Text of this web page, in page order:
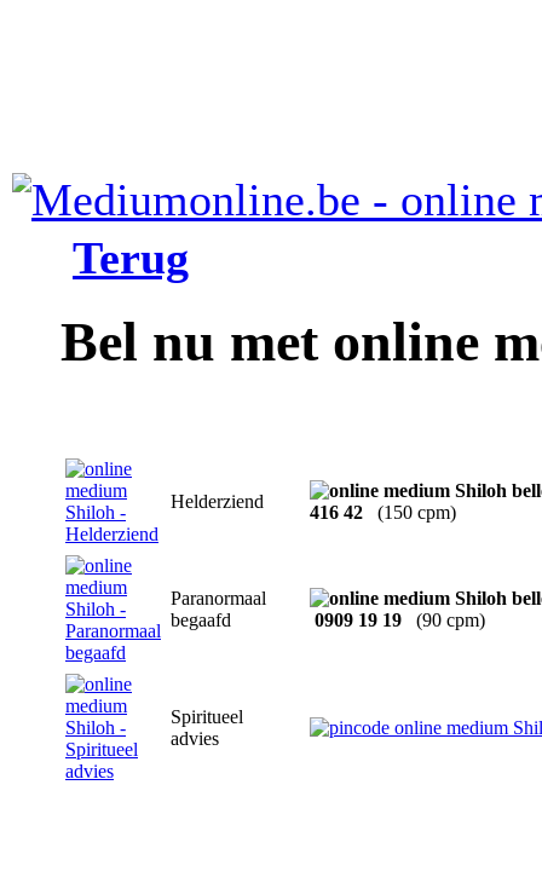
Terug
Bel nu met online
Helderziend
416 42 (150 cpm)
Paranormaal
begaafd
0909 19 19 (90 cpm)
Spiritueel
advies